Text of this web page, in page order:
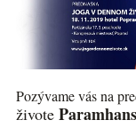
Pozývame vás na
živote